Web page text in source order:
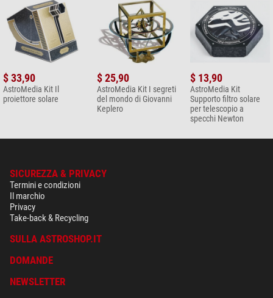
$ 33,90
AstroMedia Kit Il
proiettore solare
$ 25,90
AstroMedia Kit I segreti
del mondo di Giovanni
Keplero
$ 13,90
AstroMedia Kit
Supporto filtro solare
per telescopio a
specchi Newton
SICUREZZA & PRIVACY
Termini e condizioni
Il marchio
Privacy
Take-back & Recycling
SULLA ASTROSHOP.IT
DOMANDE
NEWSLETTER